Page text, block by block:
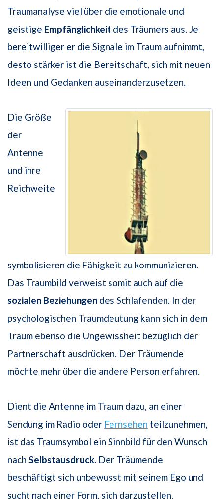
Traumanalyse viel über die emotionale und
geistige Empfänglichkeit des Träumers aus. Je
bereitwilliger er die Signale im Traum aufnimmt,
desto stärker ist die Bereitschaft, sich mit neuen
Ideen und Gedanken auseinanderzusetzen.
Die Größe
der
Antenne
und ihre
Reichweite
symbolisieren die Fähigkeit zu kommunizieren.
Das Traumbild verweist somit auch auf die
sozialen Beziehungen des Schlafenden. In der
psychologischen Traumdeutung kann sich in dem
Traum ebenso die Ungewissheit bezüglich der
Partnerschaft ausdrücken. Der Träumende
möchte mehr über die andere Person erfahren.
Dient die Antenne im Traum dazu, an einer
Sendung im Radio oder Fernsehen teilzunehmen,
ist das Traumsymbol ein Sinnbild für den Wunsch
nach Selbstausdruck. Der Träumende
beschäftigt sich unbewusst mit seinem Ego und
sucht nach einer Form, sich darzustellen.